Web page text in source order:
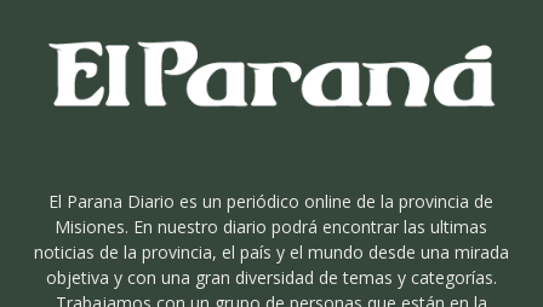
El Parana Diario es un periódico online de la provincia de
Misiones. En nuestro diario podrá encontrar las ultimas
noticias de la provincia, el país y el mundo desde una mirada
objetiva y con una gran diversidad de temas y categorías.